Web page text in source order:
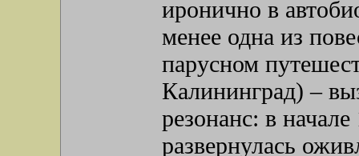
иронично в
менее одна из
парусном
Калининград) –
резонанс: в
развернулась